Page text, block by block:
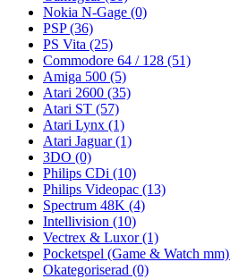
Nokia N-Gage (0)
PSP(36)
PS Vita (25)
Commodore 64 / 128 (51)
Amiga 500 (5)
Atari 2600 (35)
Atari ST (57)
Atari Lynx (1)
Atari Jaguar(1)
3DO (0)
Philips CDi (10)
Philips Videopac (13)
Spectrum 48K (4)
Intellivision (10)
Vectrex & Luxor(1)
Pocketspel (Game & Watch mm)
Okategoriserad (0)